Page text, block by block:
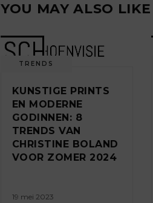
YOU MAY ALSO LIKE
TRENDS
KUNSTIGE PRINTS
EN MODERNE
GODINNEN: 8
TRENDS VAN
CHRISTINE BOLAND
VOOR ZOMER 2024
19 mei 2023